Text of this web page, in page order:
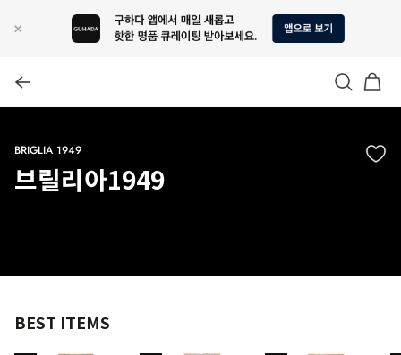
BRIGLIA 1949
브릴리아1949
BEST ITEMS